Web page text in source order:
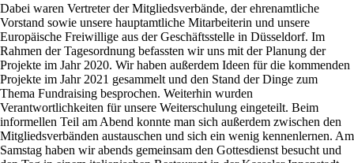
Dabei waren Vertreter der Mitgliedsverbände, der ehrenamtliche
Vorstand sowie unsere hauptamtliche Mitarbeiterin und unsere
Europäische Freiwillige aus der Geschäftsstelle in Düsseldorf. Im
Rahmen der Tagesordnung befassten wir uns mit der Planung der
Projekte im Jahr 2020. Wir haben außerdem Ideen für die kommenden
Projekte im Jahr 2021 gesammelt und den Stand der Dinge zum
Thema Fundraising besprochen. Weiterhin wurden
Verantwortlichkeiten für unsere Weiterschulung eingeteilt. Beim
informellen Teil am Abend konnte man sich außerdem zwischen den
Mitgliedsverbänden austauschen und sich ein wenig kennenlernen. Am
Samstag haben wir abends gemeinsam den Gottesdienst besucht und